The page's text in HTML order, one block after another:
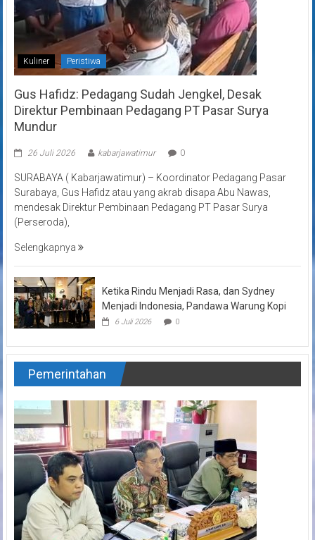
Kuliner Peristiwa
Gus Hafidz: Pedagang Sudah Jengkel, Desak
Direktur Pembinaan Pedagang PT Pasar Surya
Mundur
26 Juli 2026 kabarjawatimur 0
SURABAYA ( Kabarjawatimur) – Koordinator Pedagang Pasar
Surabaya, Gus Hafidz atau yang akrab disapa Abu Nawas,
mendesak Direktur Pembinaan Pedagang PT Pasar Surya
(Perseroda),
Selengkapnya
Ketika Rindu Menjadi Rasa, dan Sydney
Menjadi Indonesia, Pandawa Warung Kopi
6 Juli 2026 0
Pemerintahan